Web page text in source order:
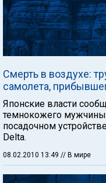
Смерть в воздухе:
самолета,
Японские власти
темнокожего
посадочном
Delta.
08.02.2010 13:49 // В мире